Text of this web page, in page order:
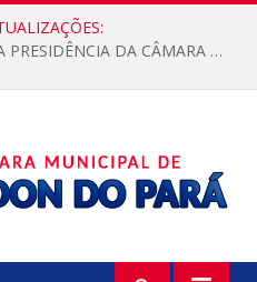
VEREADORA KEILA ASSUME A PRESIDÊNCIA DA CÂMARA MUNICIPAL.